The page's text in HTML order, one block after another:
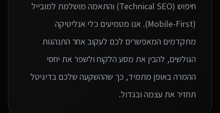
חיפוש (Technical SEO) והתאמה מושלמת למובייל
(Mobile-First). אנו מטמיעים כלי אנליטיקה
מתקדמים המאפשרים לכם לעקוב אחר התנהגות
הגולשים, להבין את מסע הלקוח ולשפר את יחסי
ההמרה באופן מתמיד, כך שההשקעה שלכם בדיגיטל
תחזיר את עצמה ובגדול.